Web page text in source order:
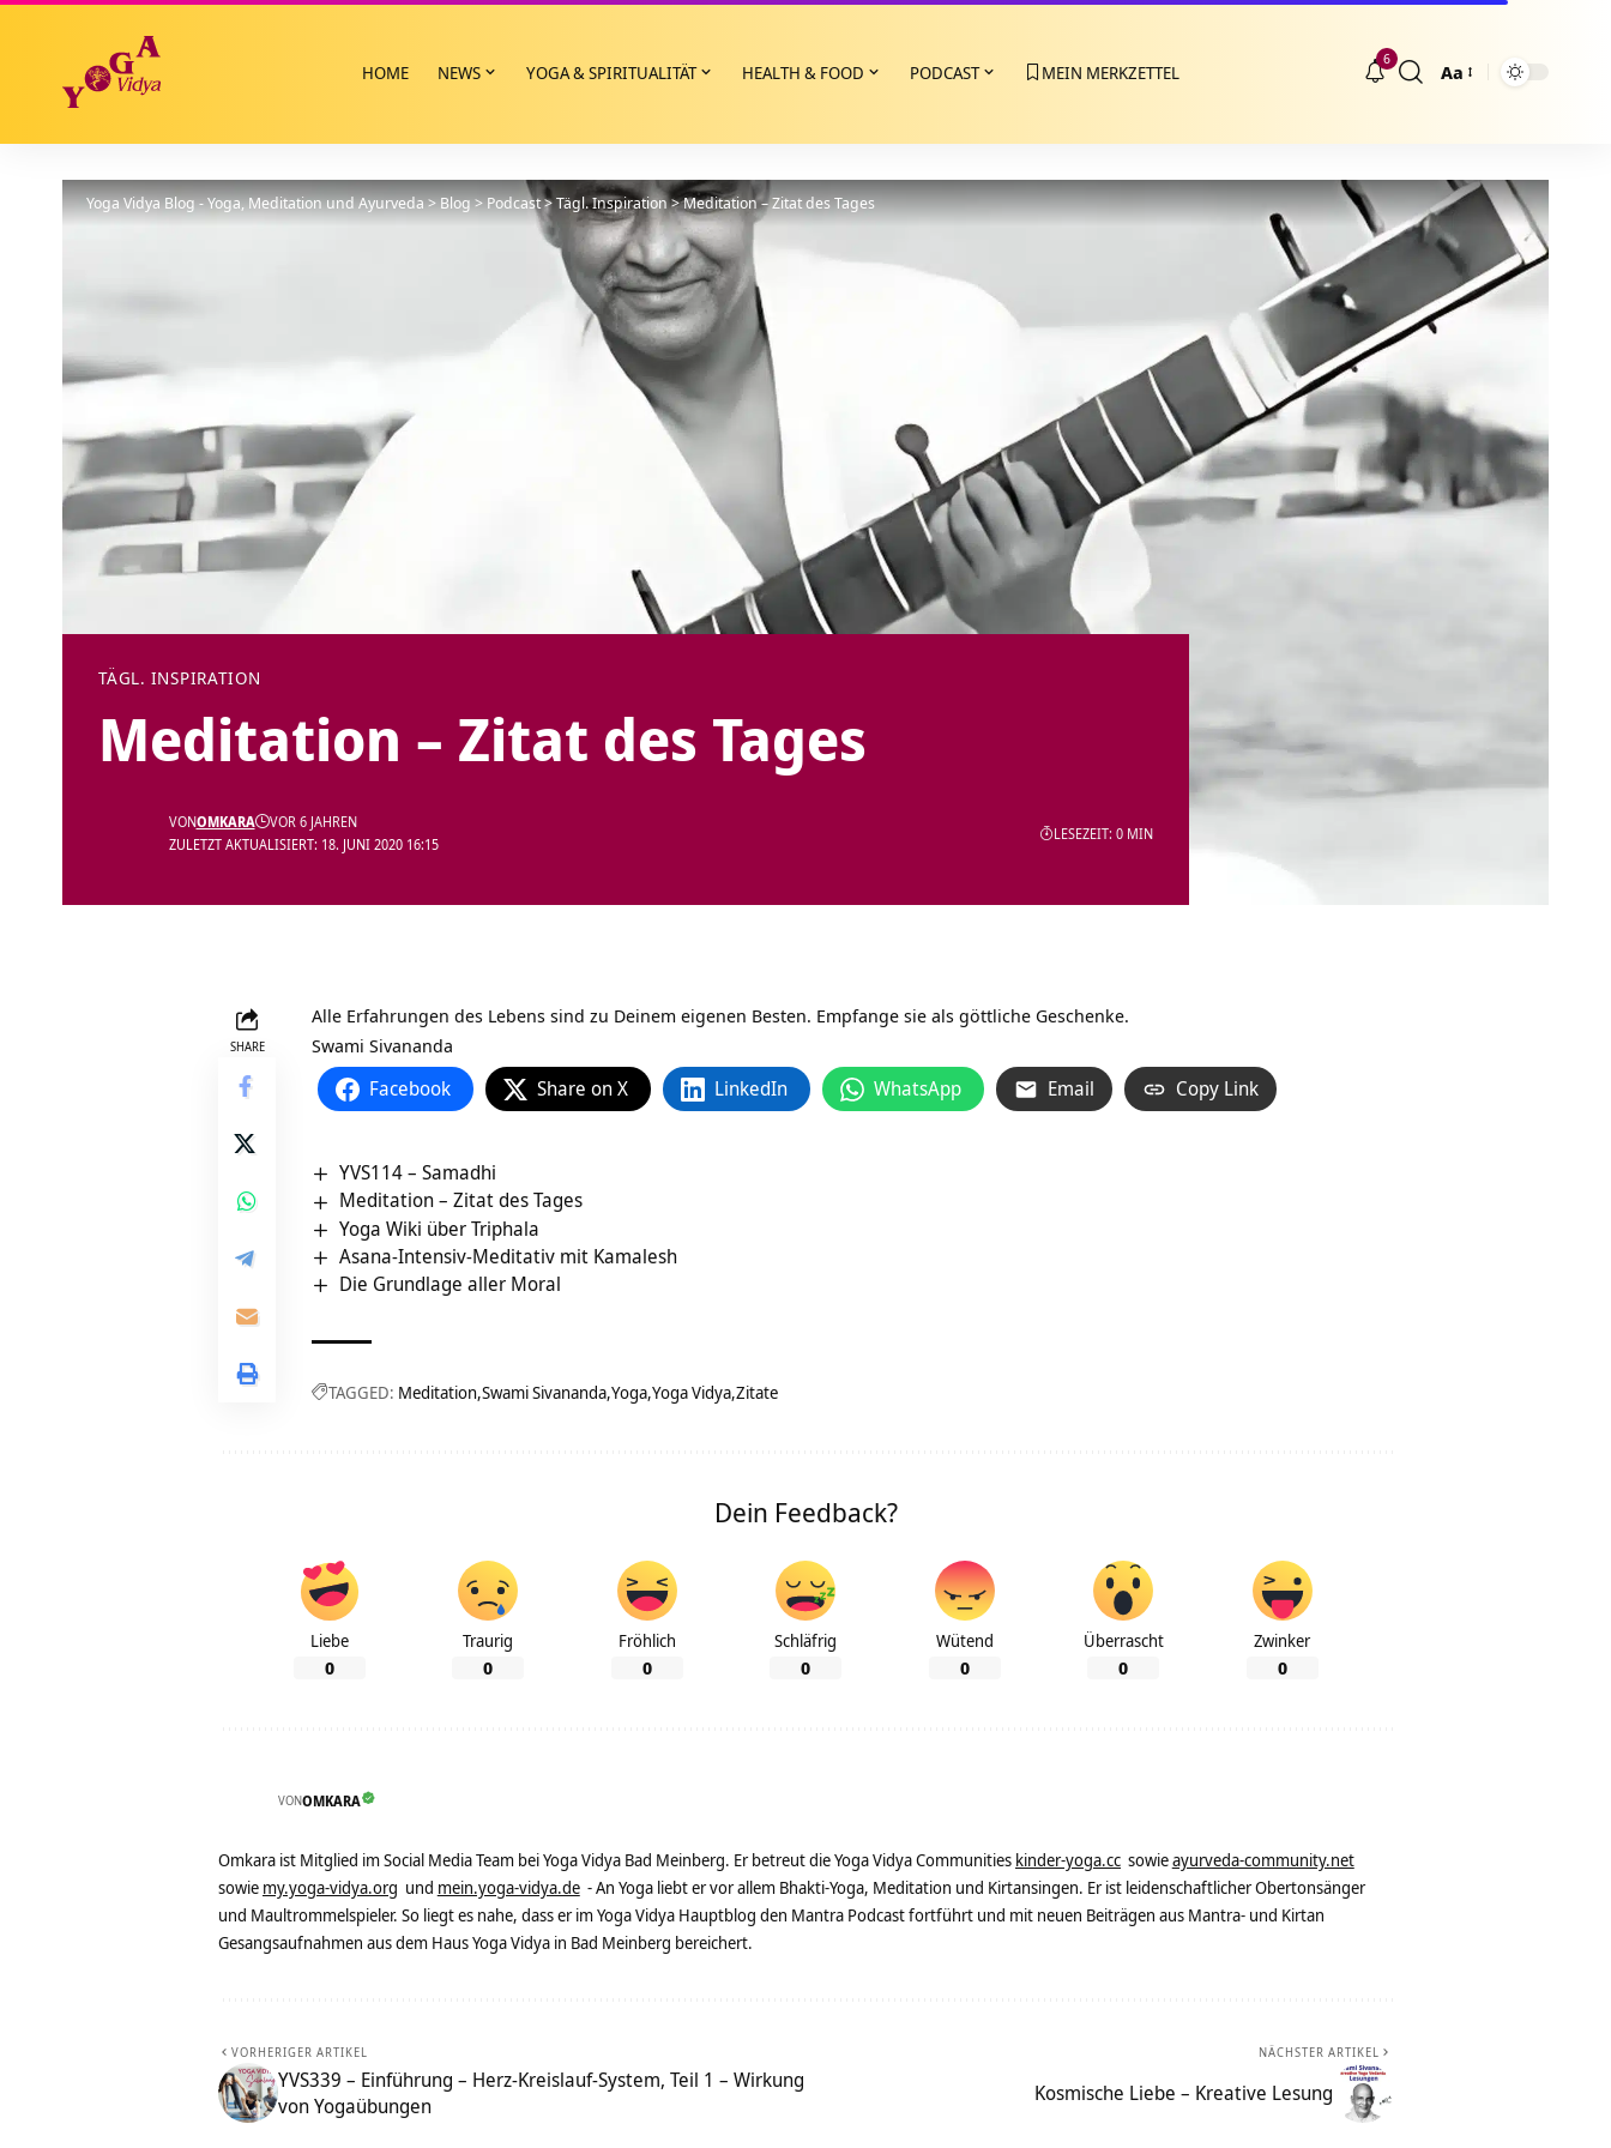
HOME NEWS YOGA & SPIRITUALITÄT HEALTH & FOOD PODCAST MEIN MERKZETTEL
6
Größenänderung
Aa
Yoga Vidya Blog - Yoga, Meditation und Ayurveda>Blog>Podcast>Tägl. Inspiration>Meditation – Zitat des Tages
TÄGL. INSPIRATION
Meditation – Zitat des Tages
ZULETZT AKTUALISIERT: 18. JUNI 2020 16:15
VONOMKARA VOR 6 JAHREN
LESEZEIT: 0 MIN
SHARE
Alle Erfahrungen des Lebens sind zu Deinem eigenen Besten. Empfange sie als göttliche Geschenke.
Swami Sivananda
Facebook Share on X LinkedIn WhatsApp Email Copy Link
YVS114 – Samadhi
Meditation – Zitat des Tages
Yoga Wiki über Triphala
Asana-Intensiv-Meditativ mit Kamalesh
Die Grundlage aller Moral
TAGGED: Meditation Swami Sivananda Yoga Yoga Vidya Zitate
Dein Feedback?
Liebe
0
Traurig
0
Fröhlich
0
Schläfrig
0
Wütend
0
Überrascht
0
Zwinker
0
VONOMKARA
Omkara ist Mitglied im Social Media Team bei Yoga Vidya Bad Meinberg. Er betreut die Yoga Vidya Communities kinder-yoga.cc sowieayurveda-community.net
sowie my.yoga-vidya.org und mein.yoga-vidya.de - An Yoga liebt er vor allem Bhakti-Yoga, Meditation und Kirtansingen. Er ist leidenschaftlicher Obertonsänger
und Maultrommelspieler. So liegt es nahe, dass er im Yoga Vidya Hauptblog den Mantra Podcast fortführt und mit neuen Beiträgen aus Mantra- und Kirtan
Gesangsaufnahmen aus dem Haus Yoga Vidya in Bad Meinberg bereichert.
VORHERIGER ARTIKEL
YVS339 – Einführung – Herz-Kreislauf-System, Teil 1 – Wirkung
von Yogaübungen
NÄCHSTER ARTIKEL
Kosmische Liebe – Kreative Lesung